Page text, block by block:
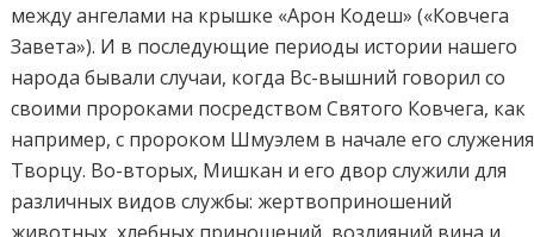
между ангелами на крышке «Арон Кодеш» («Ковчега
Завета»). И в последующие периоды истории нашего
народа бывали случаи, когда Вс-вышний говорил со
своими пророками посредством Святого Ковчега, как
например, с пророком Шмуэлем в начале его служения
Творцу. Во-вторых, Мишкан и его двор служили для
различных видов службы: жертвоприношений